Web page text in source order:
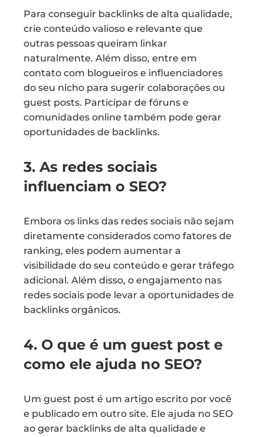
Para conseguir backlinks de alta qualidade,
crie conteúdo valioso e relevante que
outras pessoas queiram linkar
naturalmente. Além disso, entre em
contato com blogueiros e influenciadores
do seu nicho para sugerir colaborações ou
guest posts. Participar de fóruns e
comunidades online também pode gerar
oportunidades de backlinks.
3. As redes sociais
influenciam o SEO?
Embora os links das redes sociais não sejam
diretamente considerados como fatores de
ranking, eles podem aumentar a
visibilidade do seu conteúdo e gerar tráfego
adicional. Além disso, o engajamento nas
redes sociais pode levar a oportunidades de
backlinks orgânicos.
4. O que é um guest post e
como ele ajuda no SEO?
Um guest post é um artigo escrito por você
e publicado em outro site. Ele ajuda no SEO
ao gerar backlinks de alta qualidade e